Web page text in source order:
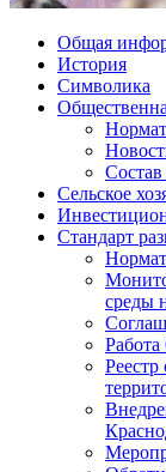
Общая
История
Символика
Сельское
Стандарт
среды
Работа